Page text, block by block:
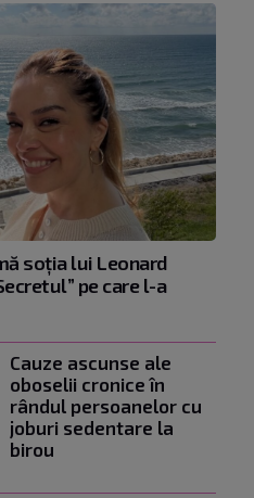
soţia lui Leonard
pe care l-a
Cauze ascunse ale
oboselii cronice în
rândul persoanelor cu
joburi sedentare la
birou